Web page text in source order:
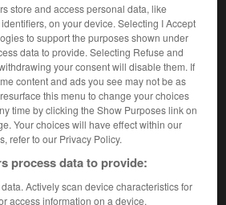
>nouvelle figuration
figuration
l'ouvrage Larousse « Dictionnaire
store and access personal data, like
on your device. Selecting I Accept
to support the purposes shown under
data to provide. Selecting Refuse and
your consent will disable them. If
content and ads you see may not be as
this menu to change your choices
time by clicking the Show Purposes link on
Your choices will have effect within our
refer to our Privacy Policy.
process data to provide:
Actively scan device characteristics for
access information on a device.